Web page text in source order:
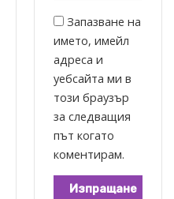
Запазване на
името, имейл
адреса и
уебсайта ми в
този браузър
за следващия
път когато
коментирам.